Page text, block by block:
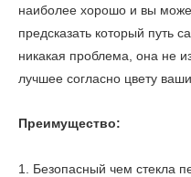
наиболее хорошо и вы
предсказать который путь
никакая проблема, она не
лучшее согласно цвету
Преимущество:
1. Безопасный чем стекла